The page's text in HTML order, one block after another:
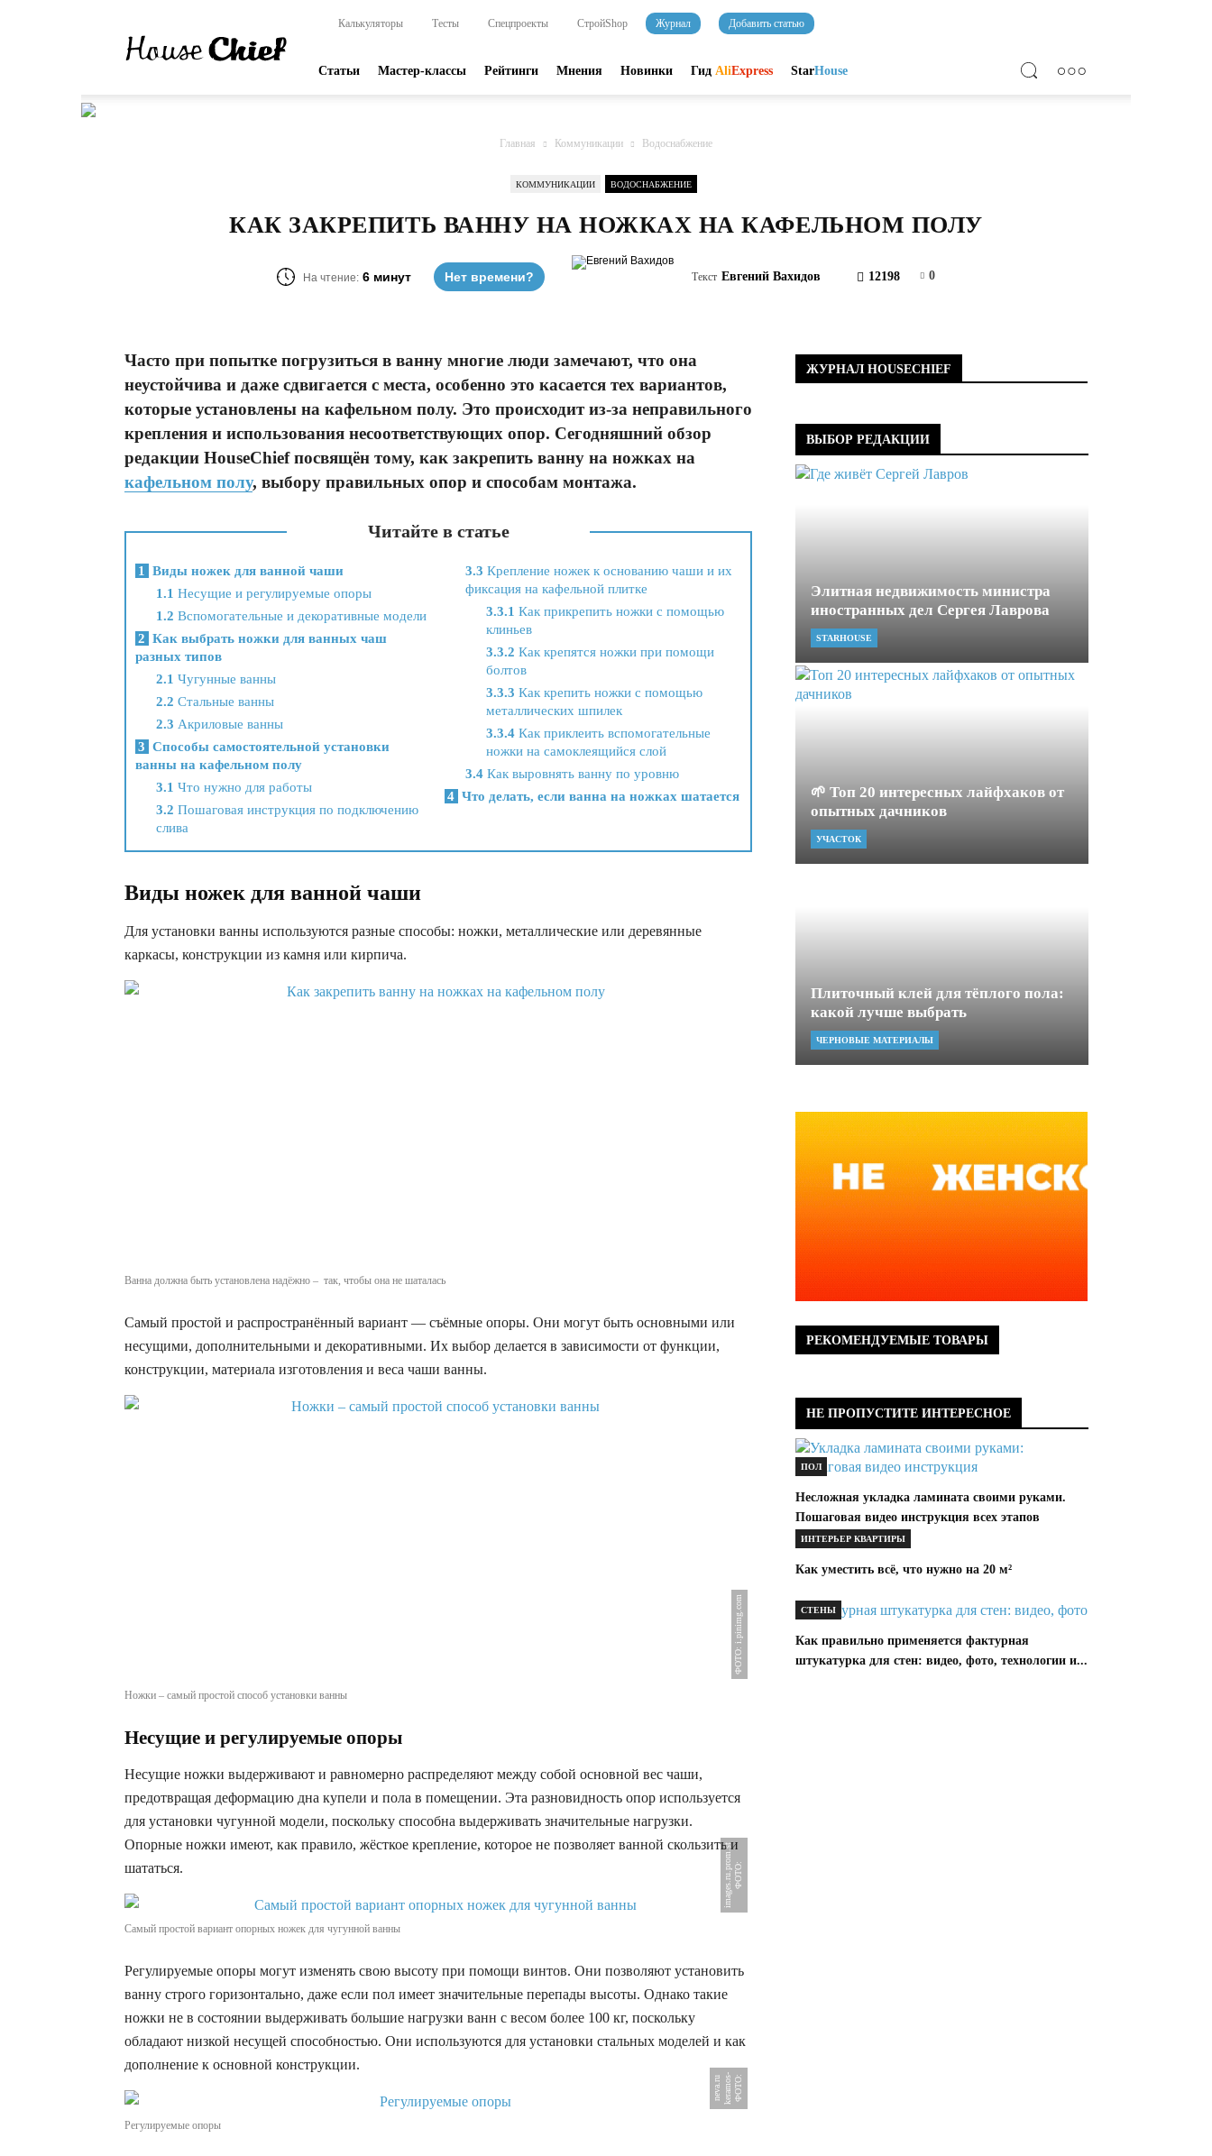
online-
издание
Калькуляторы Тесты Спецпроекты СтройShop Журнал Добавить статью
Статьи Мастер-классы Рейтинги Мнения Новинки Гид AliExpress StarHouse
Главная Коммуникации Водоснабжение
КОММУНИКАЦИИ ВОДОСНАБЖЕНИЕ
КАК ЗАКРЕПИТЬ ВАННУ НА НОЖКАХ НА КАФЕЛЬНОМ ПОЛУ
На чтение: 6 минут Нет времени? Текст Евгений Вахидов 12198 0
Часто при попытке погрузиться в ванну многие люди замечают, что она
неустойчива и даже сдвигается с места, особенно это касается тех вариантов,
которые установлены на кафельном полу. Это происходит из-за неправильного
крепления и использования несоответствующих опор. Сегодняшний обзор
редакции HouseChief посвящён тому, как закрепить ванну на ножках на
кафельном полу, выбору правильных опор и способам монтажа.
Читайте в статье
1
Виды ножек для ванной чаши
1.1 Несущие и регулируемые опоры
1.2 Вспомогательные и декоративные модели
2 Как выбрать ножки для ванных чаш
разных типов
2.1 Чугунные ванны
2.2 Стальные ванны
2.3 Акриловые ванны
3 Способы самостоятельной установки
ванны на кафельном полу
3.1 Что нужно для работы
3.2 Пошаговая инструкция по подключению
слива
3.3 Крепление ножек к основанию чаши и их
фиксация на кафельной плитке
3.3.1 Как прикрепить ножки с помощью
клиньев
3.3.2 Как крепятся ножки при помощи
болтов
3.3.3 Как крепить ножки с помощью
металлических шпилек
3.3.4 Как приклеить вспомогательные
ножки на самоклеящийся слой
3.4 Как выровнять ванну по уровню
4 Что делать, если ванна на ножках шатается
Виды ножек для ванной чаши
Для установки ванны используются разные способы: ножки, металлические или деревянные
каркасы, конструкции из камня или кирпича.
Ванна должна быть установлена надёжно – так, чтобы она не шаталась
Самый простой и распространённый вариант — съёмные опоры. Они могут быть основными или
несущими, дополнительными и декоративными. Их выбор делается в зависимости от функции,
конструкции, материала изготовления и веса чаши ванны.
ФОТО: i.pinimg.com
Ножки – самый простой способ установки ванны
Несущие и регулируемые опоры
Несущие ножки выдерживают и равномерно распределяют между собой основной вес чаши,
предотвращая деформацию дна купели и пола в помещении. Эта разновидность опор используется
для установки чугунной модели, поскольку способна выдерживать значительные нагрузки.
Опорные ножки имеют, как правило, жёсткое крепление, которое не позволяет ванной скользить и
шататься.
Ф
О
Т
О
:
i
m
a
g
e
s
.
r
u
.
p
r
o
m
.
s
t
Самый простой вариант опорных ножек для чугунной ванны
Регулируемые опоры могут изменять свою высоту при помощи винтов. Они позволяют установить
ванну строго горизонтально, даже если пол имеет значительные перепады высоты. Однако такие
ножки не в состоянии выдерживать большие нагрузки ванн с весом более 100 кг, поскольку
обладают низкой несущей способностью. Они используются для установки стальных моделей и как
дополнение к основной конструкции.
Ф
О
Т
О :
k
e
r
a
m
o
s
-n
e
v
a
.
r
u
Регулируемые опоры
ЖУРНАЛ HOUSECHIEF
ВЫБОР РЕДАКЦИИ
Элитная недвижимость министра
иностранных дел Сергея Лаврова
STARHOUSE
🌱 Топ 20 интересных лайфхаков от
опытных дачников
УЧАСТОК
Плиточный клей для тёплого пола:
какой лучше выбрать
ЧЕРНОВЫЕ МАТЕРИАЛЫ
РЕКОМЕНДУЕМЫЕ ТОВАРЫ
НЕ ПРОПУСТИТЕ ИНТЕРЕСНОЕ
ПОЛ
Несложная укладка ламината своими руками.
Пошаговая видео инструкция всех этапов
ИНТЕРЬЕР КВАРТИРЫ
Как уместить всё, что нужно на 20 м²
СТЕНЫ
Как правильно применяется фактурная
штукатурка для стен: видео, фото, технологии и...